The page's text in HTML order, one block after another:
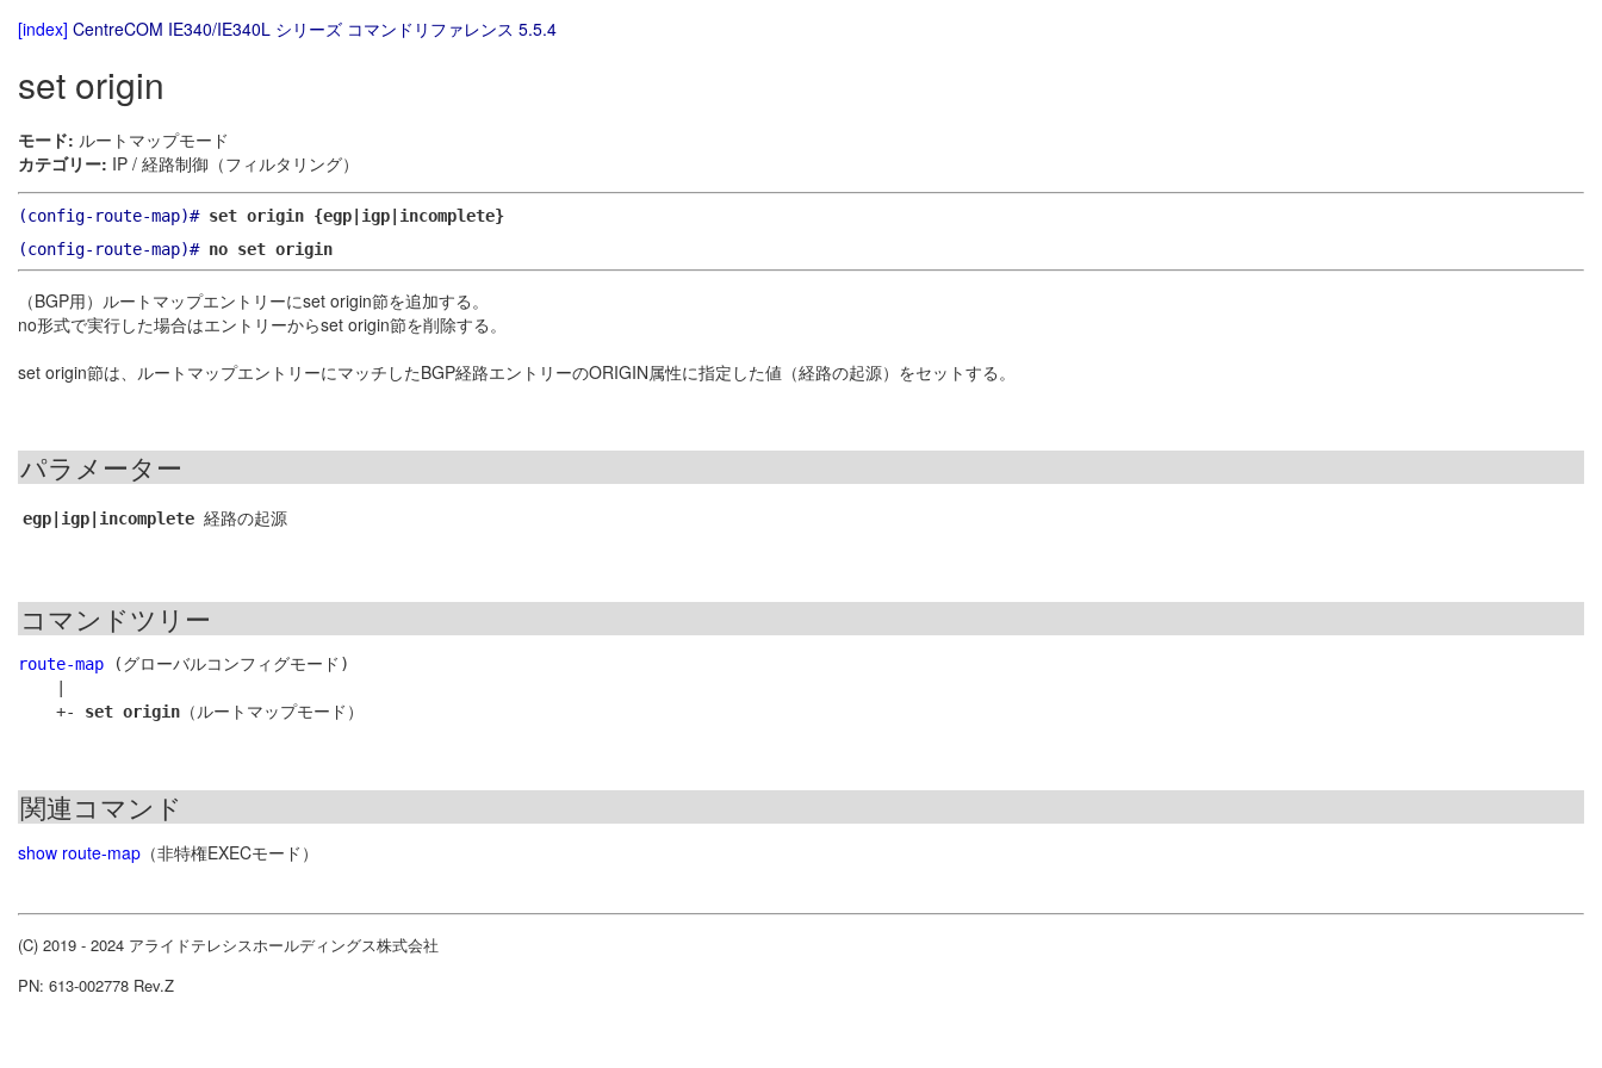
[index] CentreCOM IE340/IE340L シリーズ コマンドリファレンス 5.5.4
set origin
モード: ルートマップモード
カテゴリー: IP / 経路制御（フィルタリング）
(config-route-map)# set origin {egp|igp|incomplete}
(config-route-map)# no set origin
（BGP用）ルートマップエントリーにset origin節を追加する。
no形式で実行した場合はエントリーからset origin節を削除する。
set origin節は、ルートマップエントリーにマッチしたBGP経路エントリーのORIGIN属性に指定した値（経路の起源）をセットする。
パラメーター
egp|igp|incomplete 経路の起源
コマンドツリー
route-map (グローバルコンフィグモード)
    +-
set origin
関連コマンド
show route-map （非特権EXECモード）
(C) 2019 - 2024 アライドテレシスホールディングス株式会社
PN: 613-002778 Rev.Z